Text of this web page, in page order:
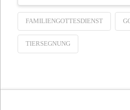
FAMILIENGOTTESDIENST
TIERSEGNUNG